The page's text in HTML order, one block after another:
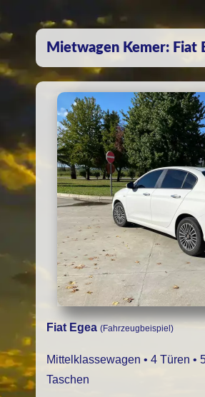
Mietwagen Kemer: Fiat
Fiat Egea (Fahrzeugbeispiel)
Mittelklassewagen • 4 Türen •
Taschen